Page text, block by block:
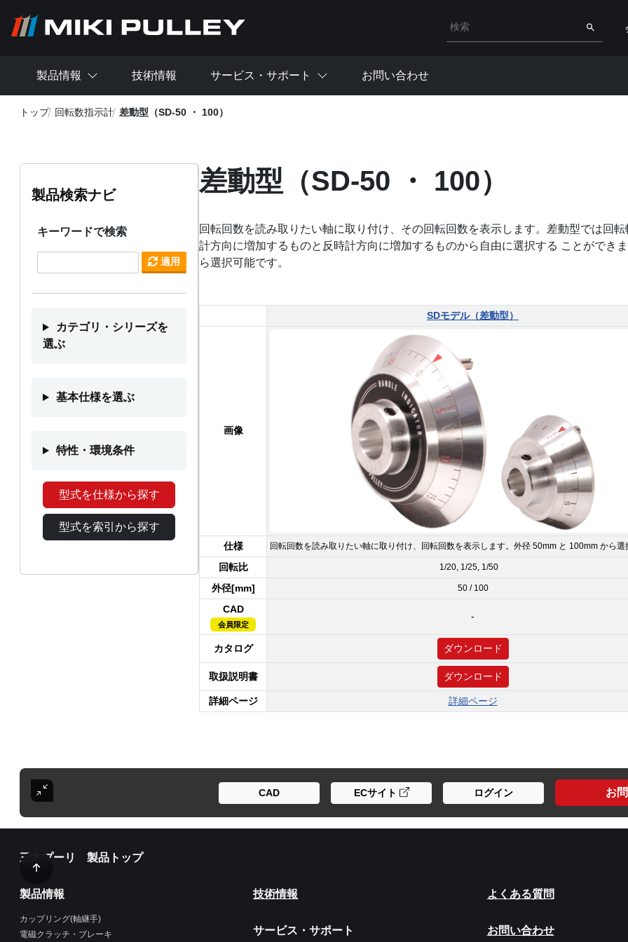
検索キーワード入力 検索
製品情報 技術情報 サービス・サポート お問い合わせ
トップ 回転数指示計 差動型（SD-50 ・ 100）
製品検索ナビ
キーワードで検索
適用
カテゴリ・シリーズを
選ぶ
基本仕様を選ぶ
特性・環境条件
型式を仕様から探す
型式を索引から探す
差動型（SD-50 ・ 100）
回転回数を読み取りたい軸に取り付け、その回転回数を表示します。差動型では回
計方向に増加するものと反時計方向に増加するものから自由に選択する ことができ
ら選択可能です。
SDモデル（差動型）
画像
仕様 回転回数を読み取りたい軸に取り付け、回転回数を表示します。外径 50mm と 100mm から選
回転比 1/20, 1/25, 1/50
外径[mm] 50 / 100
CAD
会員限定
-
カタログ ダウンロード
取扱説明書 ダウンロード
詳細ページ 詳細ページ
CAD ECサイト ログイン お
三木プーリ 製品トップ
製品情報
カップリング(軸継手)
電磁クラッチ・ブレーキ
技術情報
サービス・サポート
よくある質問
お問い合わせ